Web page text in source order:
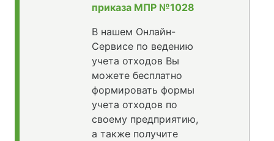
приказа МПР №1028
В нашем Онлайн-
Сервисе по ведению
учета отходов Вы
можете бесплатно
формировать формы
учета отходов по
своему предприятию,
а также получите